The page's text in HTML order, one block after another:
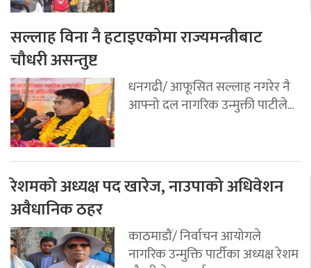
सल्लाह विना नै हटाइएकोमा राज्यमन्त्रीबाट
चौधरी असन्तुष्ट
धनगढी/ आफूसित सल्लाह नगरेर नै
आफ्नो दल नागरिक उन्मुक्ती पाटीले...
रेशमको अध्यक्ष पद खारेज, नाउपाको अधिवेशन
अवैधानिक ठहर
काठमाडौं/ निर्वाचन आयोगले
नागरिक उन्मुक्ति पार्टीका अध्यक्ष रेशम